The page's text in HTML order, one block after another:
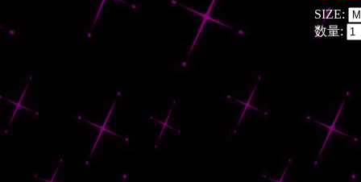
SIZE:
数量: